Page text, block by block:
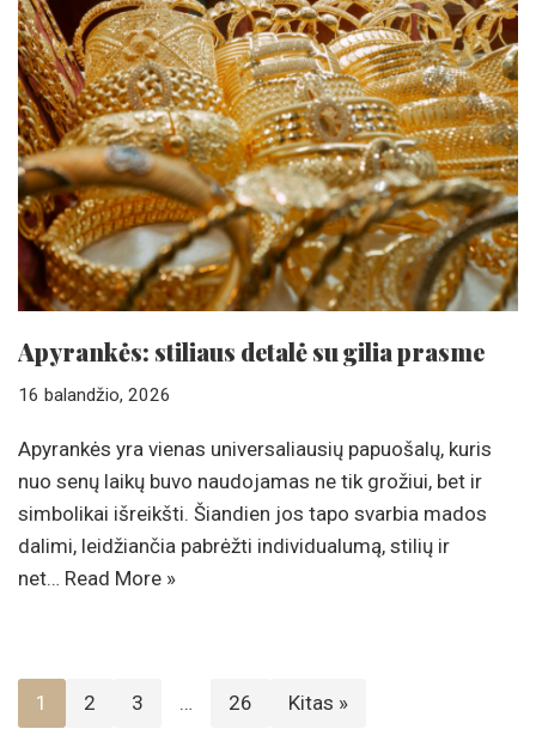
Apyrankės: stiliaus detalė su gilia prasme
16 balandžio, 2026
Apyrankės yra vienas universaliausių papuošalų, kuris
nuo senų laikų buvo naudojamas ne tik grožiui, bet ir
simbolikai išreikšti. Šiandien jos tapo svarbia mados
dalimi, leidžiančia pabrėžti individualumą, stilių ir
net… Read More »
1 2 3 … 26 Kitas »